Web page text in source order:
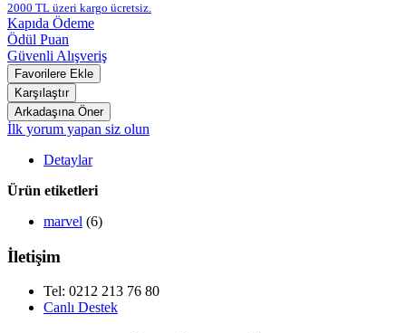
2000 TL üzeri kargo ücretsiz.
Kapıda Ödeme
Ödül Puan
Güvenli Alışveriş
İlk yorum yapan siz olun
Detaylar
Ürün etiketleri
marvel (6)
İletişim
Tel: 0212 213 76 80
Canlı Destek